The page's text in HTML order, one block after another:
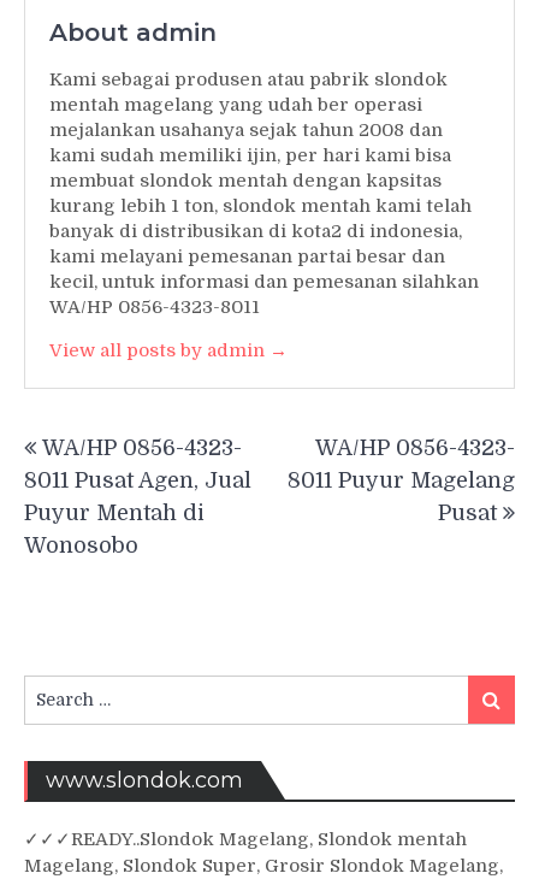
About admin
Kami sebagai produsen atau pabrik slondok
mentah magelang yang udah ber operasi
mejalankan usahanya sejak tahun 2008 dan
kami sudah memiliki ijin, per hari kami bisa
membuat slondok mentah dengan kapsitas
kurang lebih 1 ton, slondok mentah kami telah
banyak di distribusikan di kota2 di indonesia,
kami melayani pemesanan partai besar dan
kecil, untuk informasi dan pemesanan silahkan
WA/HP 0856-4323-8011
View all posts by admin →
navigation
WA/HP 0856-4323-
8011 Pusat Agen, Jual
Puyur Mentah di
Wonosobo
WA/HP 0856-4323-
8011 Puyur Magelang
Pusat
for:
Search
www.slondok.com
✓ ✓✓READY..Slondok Magelang, Slondok mentah
Magelang, Slondok Super, Grosir Slondok Magelang,